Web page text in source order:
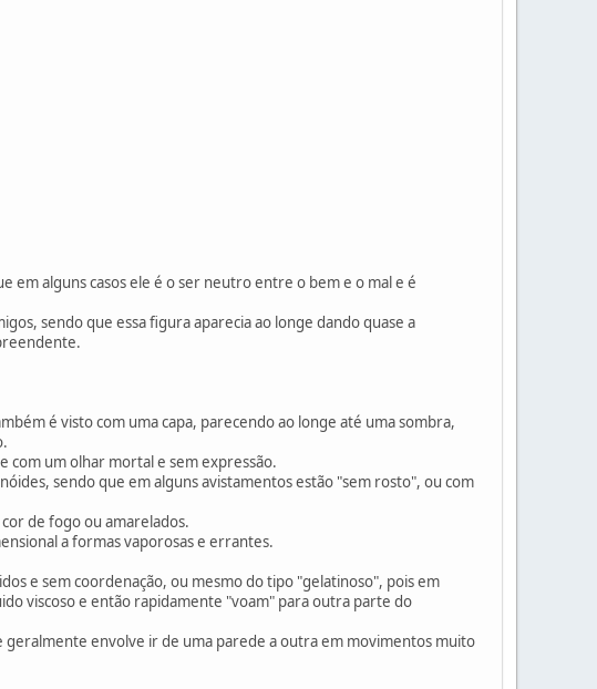
em alguns casos ele é o ser neutro entre o bem e o mal e é
sendo que essa figura aparecia ao longe dando quase a
é visto com uma capa, parecendo ao longe até uma sombra,
com um olhar mortal e sem expressão.
sendo que em alguns avistamentos estão "sem rosto", ou com
de fogo ou amarelados.
a formas vaporosas e errantes.
e sem coordenação, ou mesmo do tipo "gelatinoso", pois em
viscoso e então rapidamente "voam" para outra parte do
envolve ir de uma parede a outra em movimentos muito